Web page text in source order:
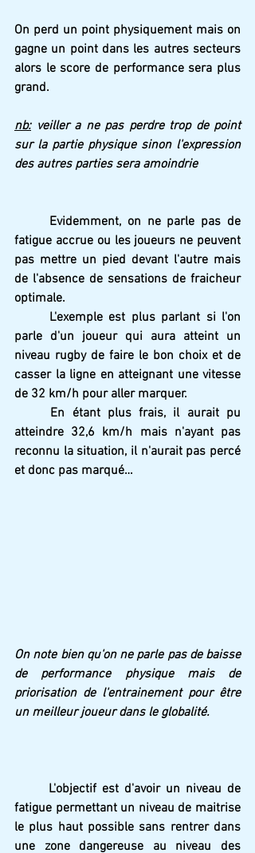
On perd un point physiquement mais on
gagne un point dans les autres secteurs
alors le score de performance sera plus
grand.
nb: veiller a ne pas perdre trop de point
sur la partie physique sinon l'expression
des autres parties sera amoindrie
Evidemment, on ne parle pas de
fatigue accrue ou les joueurs ne peuvent
pas mettre un pied devant l'autre mais
de l'absence de sensations de fraicheur
optimale.
L'exemple est plus parlant si l'on
parle d'un joueur qui aura atteint un
niveau rugby de faire le bon choix et de
casser la ligne en atteignant une vitesse
de 32 km/h pour aller marquer.
En étant plus frais, il aurait pu
atteindre 32,6 km/h mais n'ayant pas
reconnu la situation, il n'aurait pas percé
et donc pas marqué…
On note bien qu'on ne parle pas de baisse
de performance physique mais de
priorisation de l'entrainement pour être
un meilleur joueur dans le globalité.
L'objectif est d'avoir un niveau de
fatigue permettant un niveau de maitrise
le plus haut possible sans rentrer dans
une zone dangereuse au niveau des